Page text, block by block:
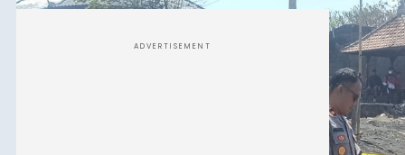
ADVERTISEMENT